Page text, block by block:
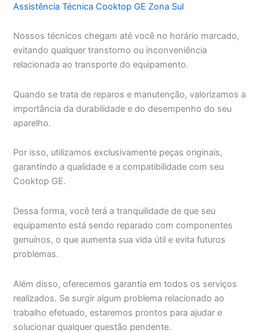
Assistência Técnica Cooktop GE Zona Sul
Nossos técnicos chegam até você no horário marcado,
evitando qualquer transtorno ou inconveniência
relacionada ao transporte do equipamento.
Quando se trata de reparos e manutenção, valorizamos a
importância da durabilidade e do desempenho do seu
aparelho.
Por isso, utilizamos exclusivamente peças originais,
garantindo a qualidade e a compatibilidade com seu
Cooktop GE.
Dessa forma, você terá a tranquilidade de que seu
equipamento está sendo reparado com componentes
genuínos, o que aumenta sua vida útil e evita futuros
problemas.
Além disso, oferecemos garantia em todos os serviços
realizados. Se surgir algum problema relacionado ao
trabalho efetuado, estaremos prontos para ajudar e
solucionar qualquer questão pendente.